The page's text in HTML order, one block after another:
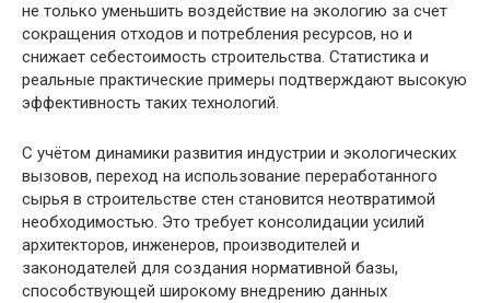
не только уменьшить воздействие на экологию за счет
сокращения отходов и потребления ресурсов, но и
снижает себестоимость строительства. Статистика и
реальные практические примеры подтверждают высокую
эффективность таких технологий.
С учётом динамики развития индустрии и экологических
вызовов, переход на использование переработанного
сырья в строительстве стен становится неотвратимой
необходимостью. Это требует консолидации усилий
архитекторов, инженеров, производителей и
законодателей для создания нормативной базы,
способствующей широкому внедрению данных